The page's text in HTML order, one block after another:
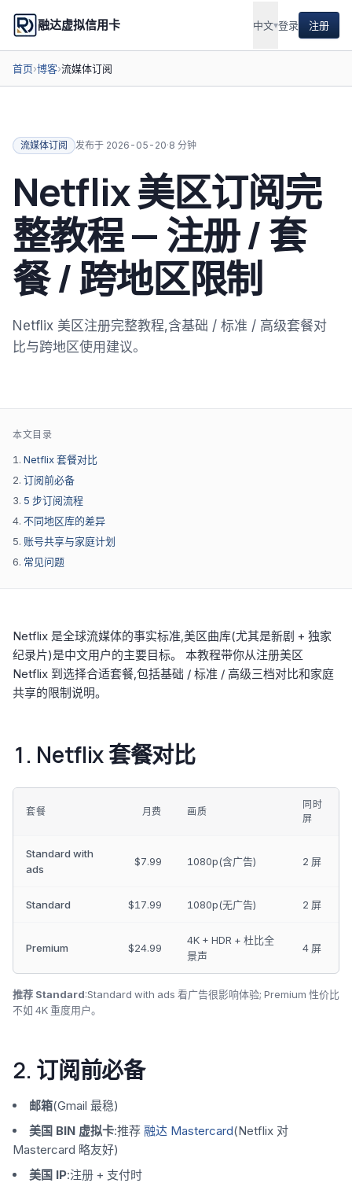
融达虚拟信用卡 中文▾登录 注册
首页›博客›流媒体订阅
流媒体订阅 发布于 2026-05-20·8 分钟
Netflix 美区订阅完
整教程 — 注册 / 套
餐 / 跨地区限制
Netflix 美区注册完整教程,含基础 / 标准 / 高级套餐对
比与跨地区使用建议。
本文目录
Netflix 套餐对比
订阅前必备
5 步订阅流程
不同地区库的差异
账号共享与家庭计划
常见问题
Netflix 是全球流媒体的事实标准,美区曲库(尤其是新剧 + 独家
纪录片)是中文用户的主要目标。 本教程带你从注册美区
Netflix 到选择合适套餐,包括基础 / 标准 / 高级三档对比和家庭
共享的限制说明。
1. Netflix 套餐对比
套餐 月费 画质
同时
屏
Standard with
ads
$7.99 1080p(含广告) 2 屏
Standard $17.99 1080p(无广告) 2 屏
Premium $24.99
4K + HDR + 杜比全
景声
4 屏
推荐 Standard:Standard with ads 看广告很影响体验; Premium 性价比
不如 4K 重度用户。
2. 订阅前必备
邮箱(Gmail 最稳)
美国 BIN 虚拟卡:推荐 融达 Mastercard(Netflix 对
Mastercard 略友好)
美国 IP:注册 + 支付时